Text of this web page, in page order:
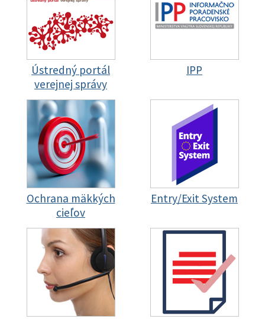
Ústredný portál
verejnej správy
IPP
Ochrana mäkkých
cieľov
Entry/Exit System